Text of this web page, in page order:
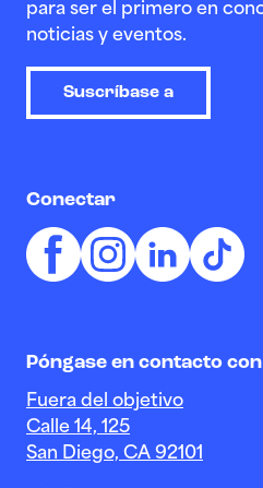
para ser el primero en
noticias y eventos.
Suscríbase a
Conectar
Póngase en contacto con
Fuera del objetivo
Calle 14, 125
San Diego, CA 92101